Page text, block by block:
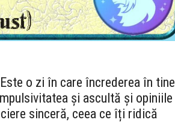
o zi în care încrederea în tine
și ascultă și opiniile
sinceră, ceea ce îți ridică